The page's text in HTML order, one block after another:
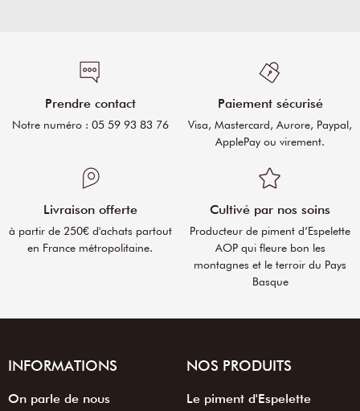
Prendre contact
Notre numéro : 05 59 93 83 76
Paiement sécurisé
Visa, Mastercard, Aurore, Paypal,
ApplePay ou virement.
Livraison offerte
à partir de 250€ d'achats partout
en France métropolitaine.
Cultivé par nos soins
Producteur de piment d’Espelette
AOP qui fleure bon les
montagnes et le terroir du Pays
Basque
INFORMATIONS
On parle de nous
NOS PRODUITS
Le piment d'Espelette